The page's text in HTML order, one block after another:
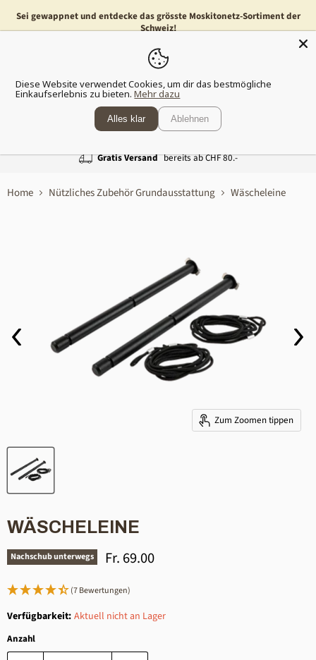
Sei gewappnet und entdecke das grösste Moskitonetz-Sortiment der
Schweiz!
Menü
Gratis Versand bereits ab CHF 80.-
Home Nützliches Zubehör Grundausstattung Wäscheleine
Zum Zoomen tippen
WÄSCHELEINE
Nachschub unterwegs Aktueller Preis
Fr. 69.00
(7 Bewertungen)
Verfügbarkeit: Aktuell nicht an Lager
Anzahl
Diese Website verwendet Cookies, um dir das bestmögliche
Einkaufserlebnis zu bieten. Mehr dazu
Alles klar Ablehnen